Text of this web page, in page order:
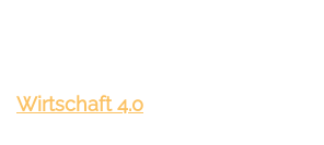
Wirtschaft 4.0